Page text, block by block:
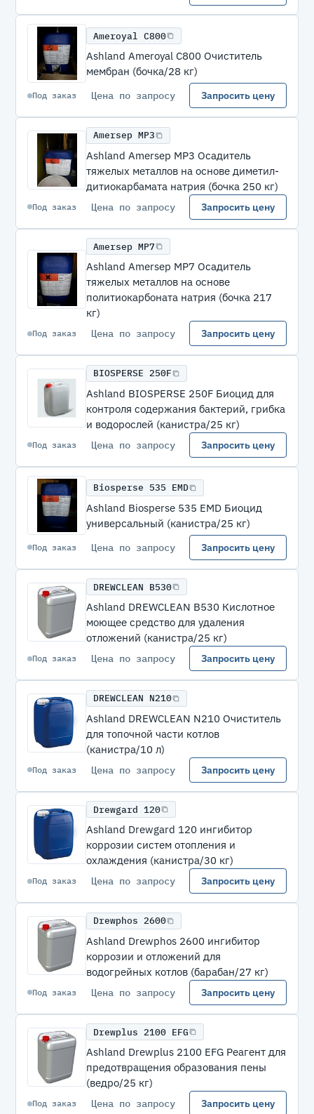
Ameroyal C800
Ashland Ameroyal C800 Очиститель
мембран (бочка/28 кг)
Под заказ Цена по запросу Запросить цену
Amersep MP3
Ashland Amersep MP3 Осадитель
тяжелых металлов на основе диметил-
дитиокарбамата натрия (бочка 250 кг)
Под заказ Цена по запросу Запросить цену
Amersep MP7
Ashland Amersep MP7 Осадитель
тяжелых металлов на основе
политиокарбоната натрия (бочка 217
кг)
Под заказ Цена по запросу Запросить цену
BIOSPERSE 250F
Ashland BIOSPERSE 250F Биоцид для
контроля содержания бактерий, грибка
и водорослей (канистра/25 кг)
Под заказ Цена по запросу Запросить цену
Biosperse 535 EMD
Ashland Biosperse 535 EMD Биоцид
универсальный (канистра/25 кг)
Под заказ Цена по запросу Запросить цену
DREWCLEAN B530
Ashland DREWCLEAN B530 Кислотное
моющее средство для удаления
отложений (канистра/25 кг)
Под заказ Цена по запросу Запросить цену
DREWCLEAN N210
Ashland DREWCLEAN N210 Очиститель
для топочной части котлов
(канистра/10 л)
Под заказ Цена по запросу Запросить цену
Drewgard 120
Ashland Drewgard 120 ингибитор
коррозии систем отопления и
охлаждения (канистра/30 кг)
Под заказ Цена по запросу Запросить цену
Drewphos 2600
Ashland Drewphos 2600 ингибитор
коррозии и отложений для
водогрейных котлов (барабан/27 кг)
Под заказ Цена по запросу Запросить цену
Drewplus 2100 EFG
Ashland Drewplus 2100 EFG Реагент для
предотвращения образования пены
(ведро/25 кг)
Под заказ Цена по запросу Запросить цену